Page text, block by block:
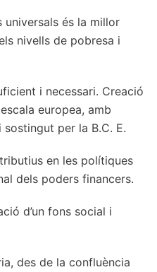
universals és la millor
nivells de pobresa i
i necessari. Creació
europea, amb
per la B.C. E.
en les polítiques
dels poders financers.
d’un fons social i
des de la confluència